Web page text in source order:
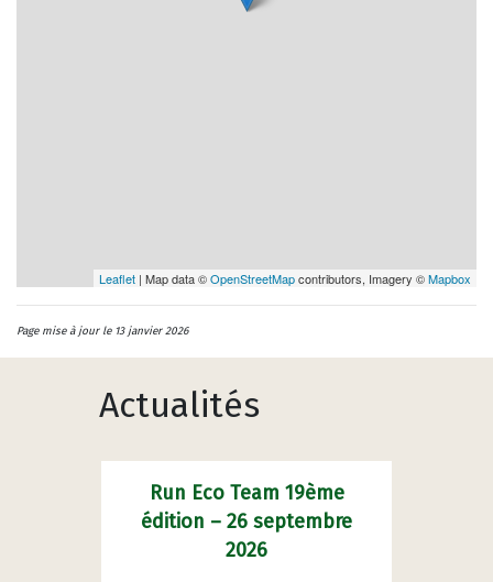
Leaflet | Map data ©OpenStreetMapcontributors, Imagery ©Mapbox
Page mise à jour le 13 janvier 2026
Actualités
Run Eco Team 19ème
édition – 26 septembre
2026